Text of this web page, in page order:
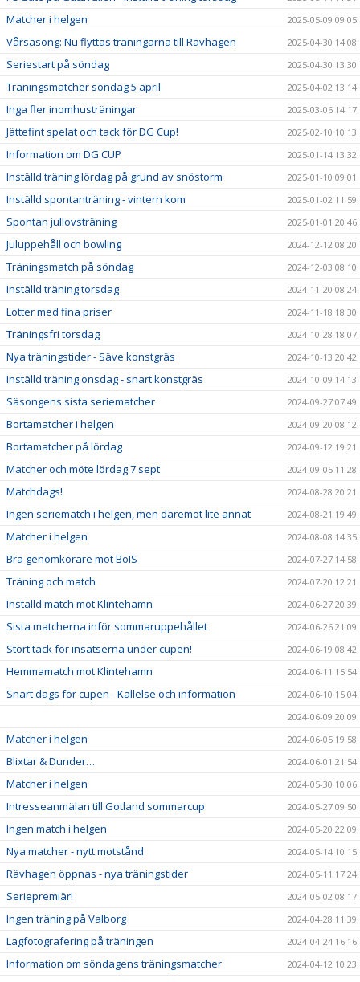
Matcher i helgen 2025-05-09 09:05
Vårsäsong: Nu flyttas träningarna till Rävhagen 2025-04-30 14:08
Seriestart på söndag 2025-04-30 13:30
Träningsmatcher söndag 5 april 2025-04-02 13:14
Inga fler inomhusträningar 2025-03-06 14:17
Jättefint spelat och tack för DG Cup! 2025-02-10 10:13
Information om DG CUP 2025-01-14 13:32
Inställd träning lördag på grund av snöstorm 2025-01-10 09:01
Inställd spontanträning - vintern kom 2025-01-02 11:59
Spontan jullovsträning 2025-01-01 20:46
Juluppehåll och bowling 2024-12-12 08:20
Träningsmatch på söndag 2024-12-03 08:10
Inställd träning torsdag 2024-11-20 08:24
Lotter med fina priser 2024-11-18 18:30
Träningsfri torsdag 2024-10-28 18:07
Nya träningstider - Säve konstgräs 2024-10-13 20:42
Inställd träning onsdag - snart konstgräs 2024-10-09 14:13
Säsongens sista seriematcher 2024-09-27 07:49
Bortamatcher i helgen 2024-09-20 08:12
Bortamatcher på lördag 2024-09-12 19:21
Matcher och möte lördag 7 sept 2024-09-05 11:28
Matchdags! 2024-08-28 20:21
Ingen seriematch i helgen, men däremot lite annat 2024-08-21 19:49
Matcher i helgen 2024-08-08 14:35
Bra genomkörare mot BoIS 2024-07-27 14:58
Träning och match 2024-07-20 12:21
Inställd match mot Klintehamn 2024-06-27 20:39
Sista matcherna inför sommaruppehållet 2024-06-26 21:09
Stort tack för insatserna under cupen! 2024-06-19 08:42
Hemmamatch mot Klintehamn 2024-06-11 15:54
Snart dags för cupen - Kallelse och information
2024-06-10 15:04
2024-06-09 20:09
Matcher i helgen 2024-06-05 19:58
Blixtar & Dunder… 2024-06-01 21:54
Matcher i helgen 2024-05-30 10:06
Intresseanmälan till Gotland sommarcup 2024-05-27 09:50
Ingen match i helgen 2024-05-20 22:09
Nya matcher - nytt motstånd 2024-05-14 10:15
Rävhagen öppnas - nya träningstider 2024-05-11 17:24
Seriepremiär! 2024-05-02 08:17
Ingen träning på Valborg 2024-04-28 11:39
Lagfotografering på träningen 2024-04-24 16:16
Information om söndagens träningsmatcher 2024-04-12 10:23